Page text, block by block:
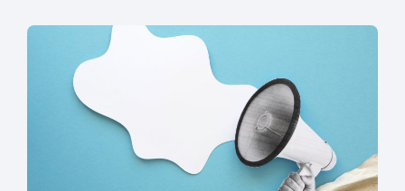
koja sadrže alkohol i energetska pića dužni su uskladiti
svoje poslovne procese i osigurati tehničko rješenje za
vjerodostojnu provjeru punoljetnosti kupca putem
sustava e-Građani ili putem mobilne […]